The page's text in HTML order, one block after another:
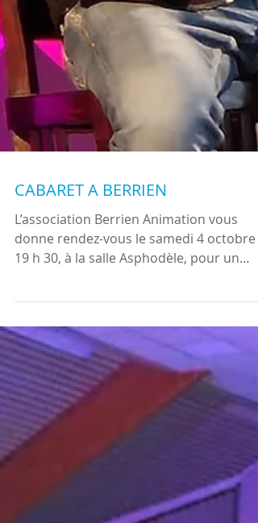
CABARET A BERRIEN
L’association Berrien Animation vous
19 h 30, à la salle Asphodèle, pour un